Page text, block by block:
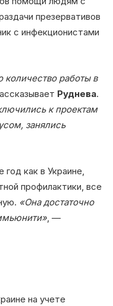
презервативов
с инфекционистами
количество работы в
Руднева.
к проектам
занялись
как в Украине,
профилактики, все
«Она достаточно
, —
на учете